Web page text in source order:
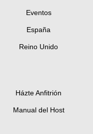
Eventos
España
Reino Unido
Házte Anfitrión
Manual del Host